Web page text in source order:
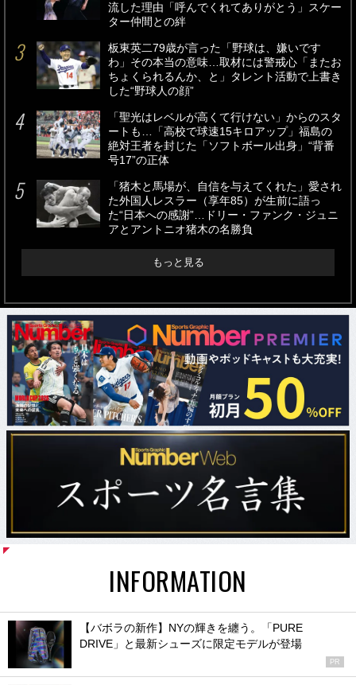
流した理由「呼んでくれてありがとう」スケー
ター仲間との絆
板東英二79歳が言った「野球は、嫌いです
わ」その本当の意味…取材には警戒心「またお
ちょくられるんか、と」タレント活動で上書き
した“野球人の顔”
「聖光はレベルが高くて行けない」からのスタ
ートも…「高校で球速15キロアップ」福島の
絶対王者を封じた「ソフトボール出身」“背番
号17”の正体
「猪木と馬場が、自信を与えてくれた」愛され
た外国人レスラー（享年85）が生前に語っ
た“日本への感謝”…ドリー・ファンク・ジュニ
アとアントニオ猪木の名勝負
もっと見る
INFORMATION
【バボラの新作】NYの輝きを纏う。「PURE
DRIVE」と最新シューズに限定モデルが登場
PR